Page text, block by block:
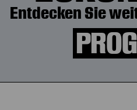
Entdecken Sie